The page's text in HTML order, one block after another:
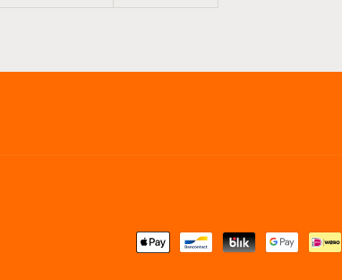
Betaalmethoden